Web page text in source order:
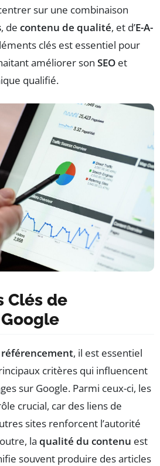
sur une combinaison
, de contenu de qualité, et d’E-A-
clés est essentiel pour
améliorer son SEO et
qualifié.
Clés de
référencement, il est essentiel
critères qui influencent
sur Google. Parmi ceux-ci, les
crucial, car des liens de
sites renforcent l’autorité
la qualité du contenu est
souvent produire des articles